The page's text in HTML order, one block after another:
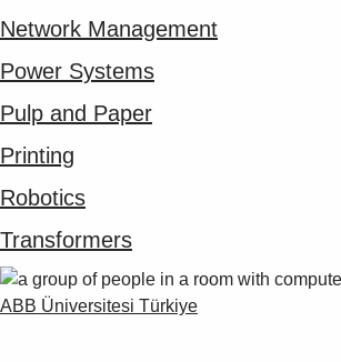
Network Management
Power Systems
Pulp and Paper
Printing
Robotics
Transformers
ABB Üniversitesi Türkiye